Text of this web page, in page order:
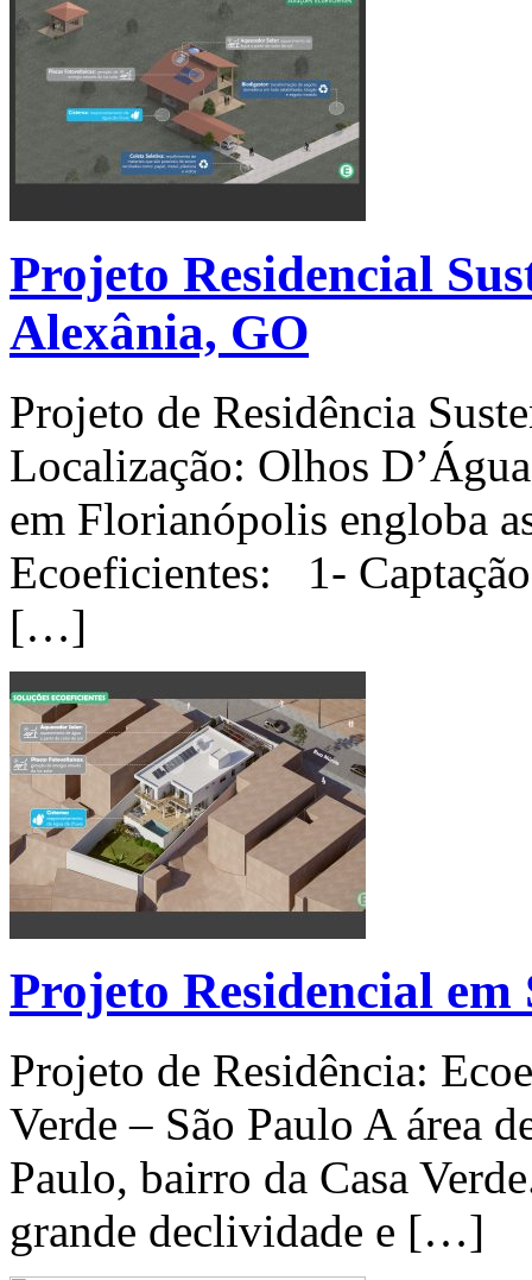
Projeto Residencial
Alexânia, GO
Projeto de Residência
Localização: Olhos
em Florianópolis engloba
Ecoeficientes: 1-
[…]
Projeto Residencial em
Projeto de Residência:
Verde – São Paulo A área
Paulo, bairro da Casa
grande declividade e […]